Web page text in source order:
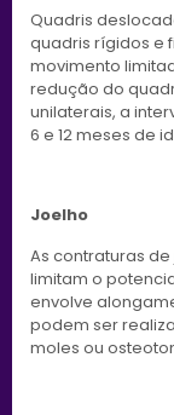
Quadris
quadris rígidos e
movimento
redução do
unilaterais, a
6 e 12 meses de
Joelho
As contraturas
limitam o
envolve
podem ser
moles ou